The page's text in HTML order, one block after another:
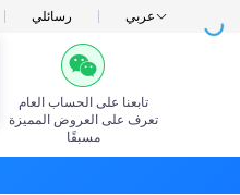
رسائلي عربي
تابعنا على الحساب العام
تعرف على العروض المميزة
مسبقًا